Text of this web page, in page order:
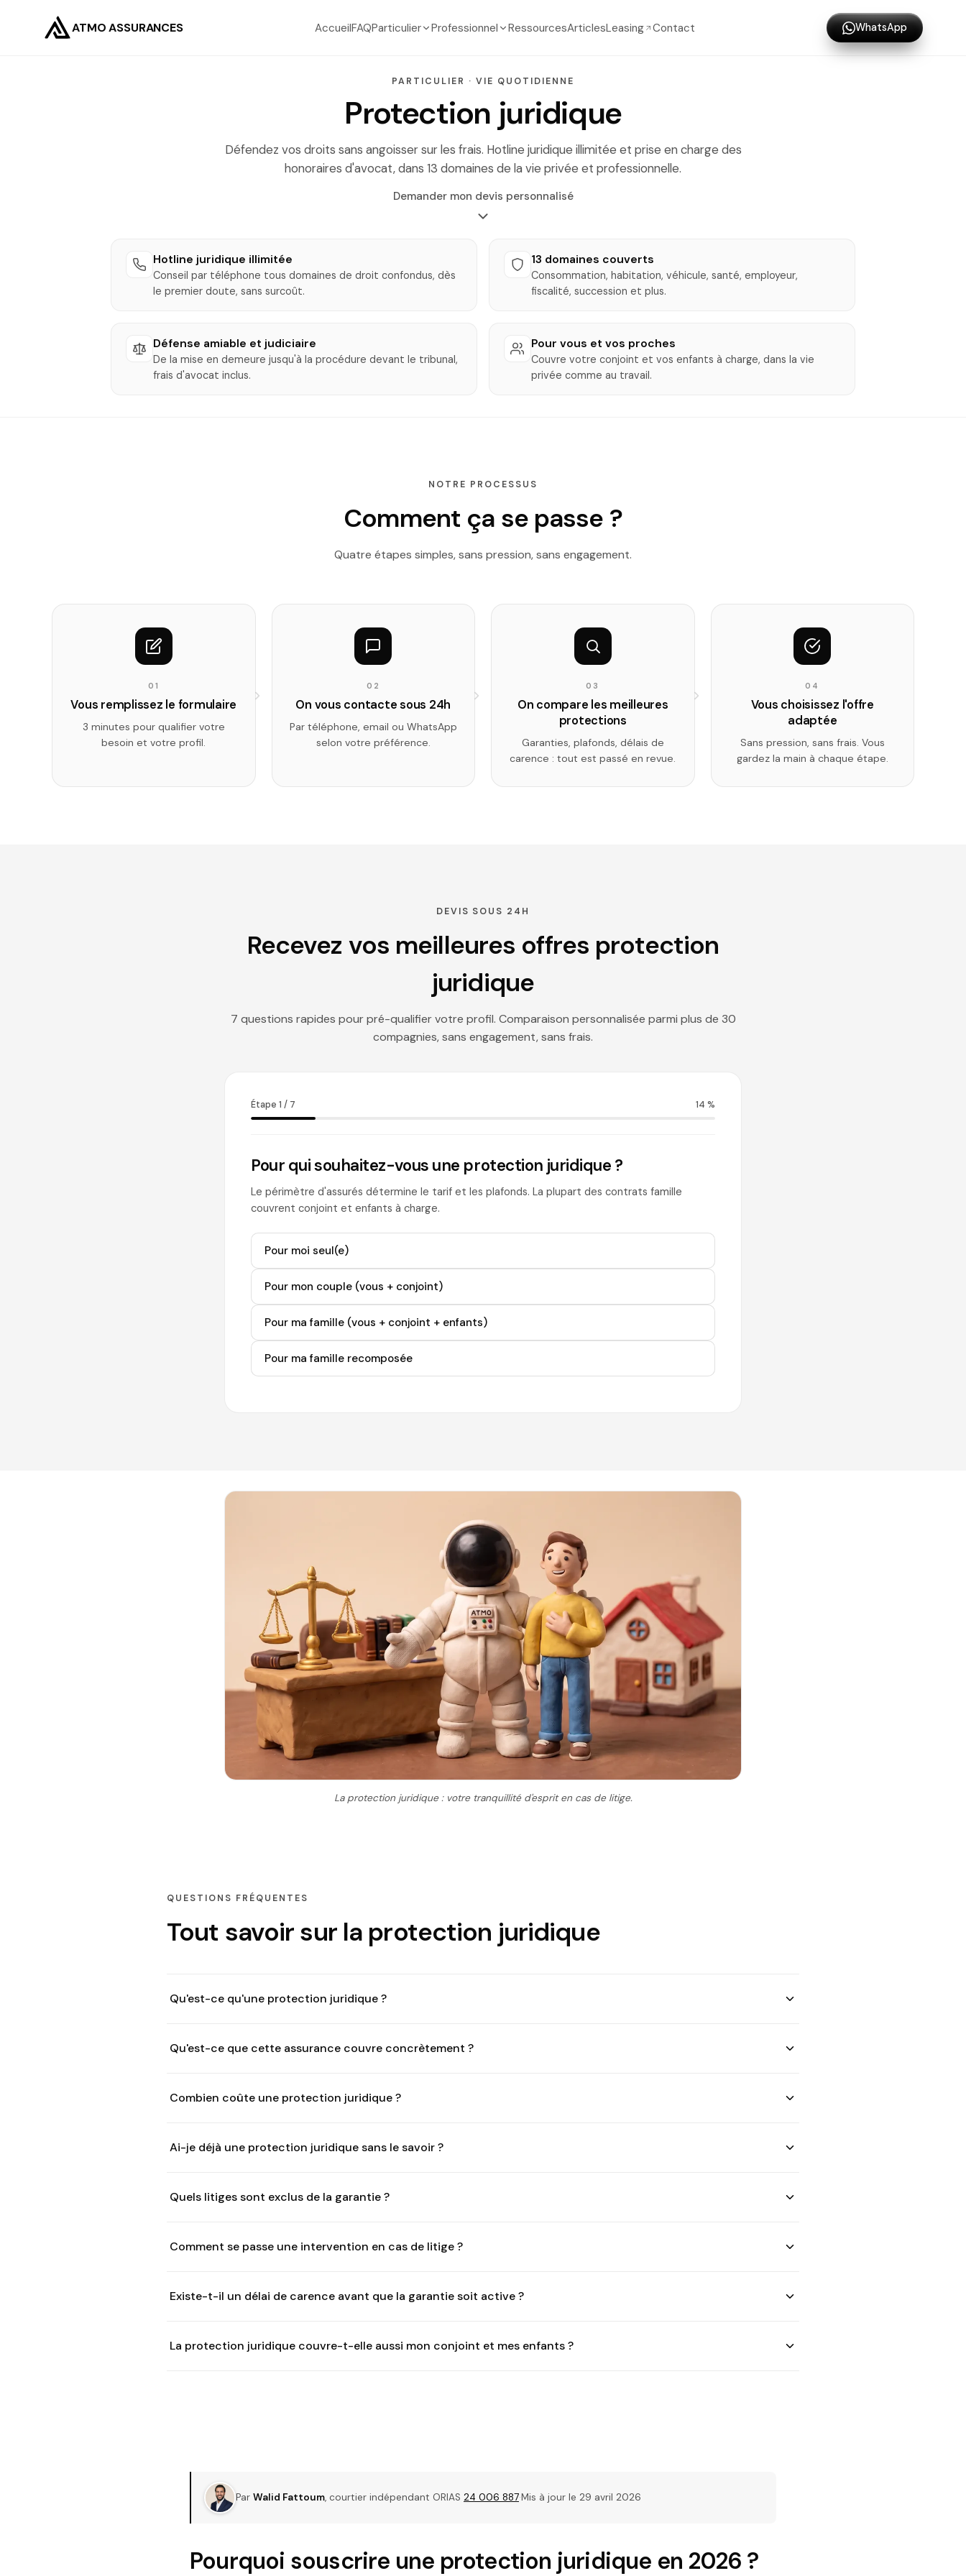
ATMO ASSURANCES AccueilFAQParticulier Professionnel RessourcesArticlesLeasing Contact WhatsApp
PARTICULIER · VIE QUOTIDIENNE
Protection juridique
Défendez vos droits sans angoisser sur les frais. Hotline juridique illimitée et prise en charge des
honoraires d'avocat, dans 13 domaines de la vie privée et professionnelle.
Demander mon devis personnalisé
Hotline juridique illimitée
Conseil par téléphone tous domaines de droit confondus, dès
le premier doute, sans surcoût.
13 domaines couverts
Consommation, habitation, véhicule, santé, employeur,
fiscalité, succession et plus.
Défense amiable et judiciaire
De la mise en demeure jusqu'à la procédure devant le tribunal,
frais d'avocat inclus.
Pour vous et vos proches
Couvre votre conjoint et vos enfants à charge, dans la vie
privée comme au travail.
NOTRE PROCESSUS
Comment ça se passe ?
Quatre étapes simples, sans pression, sans engagement.
01
Vous remplissez le formulaire
3 minutes pour qualifier votre
besoin et votre profil.
02
On vous contacte sous 24h
Par téléphone, email ou WhatsApp
selon votre préférence.
03
On compare les meilleures
protections
Garanties, plafonds, délais de
carence : tout est passé en revue.
04
Vous choisissez l'offre
adaptée
Sans pression, sans frais. Vous
gardez la main à chaque étape.
DEVIS SOUS 24H
Recevez vos meilleures offres protection
juridique
7 questions rapides pour pré-qualifier votre profil. Comparaison personnalisée parmi plus de 30
compagnies, sans engagement, sans frais.
Étape 1 / 7 14 %
Pour qui souhaitez-vous une protection juridique ?
Le périmètre d'assurés détermine le tarif et les plafonds. La plupart des contrats famille
couvrent conjoint et enfants à charge.
Pour moi seul(e)
Pour mon couple (vous + conjoint)
Pour ma famille (vous + conjoint + enfants)
Pour ma famille recomposée
La protection juridique : votre tranquillité d'esprit en cas de litige.
QUESTIONS FRÉQUENTES
Tout savoir sur la protection juridique
Qu'est-ce qu'une protection juridique ?
Qu'est-ce que cette assurance couvre concrètement ?
Combien coûte une protection juridique ?
Ai-je déjà une protection juridique sans le savoir ?
Quels litiges sont exclus de la garantie ?
Comment se passe une intervention en cas de litige ?
Existe-t-il un délai de carence avant que la garantie soit active ?
La protection juridique couvre-t-elle aussi mon conjoint et mes enfants ?
Par Walid Fattoum, courtier indépendant ORIAS 24 006 887·Mis à jour le 29 avril 2026
Pourquoi souscrire une protection juridique en 2026 ?